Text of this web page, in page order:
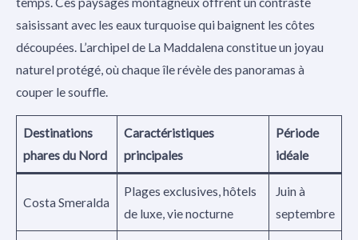
saisissant avec les eaux turquoise qui baignent les côtes
découpées. L’archipel de La Maddalena constitue un joyau
naturel protégé, où chaque île révèle des panoramas à
couper le souffle.
Destinations
phares du Nord
Caractéristiques
principales
Période
idéale
Costa Smeralda
Plages exclusives, hôtels
de luxe, vie nocturne
Juin à
septembre